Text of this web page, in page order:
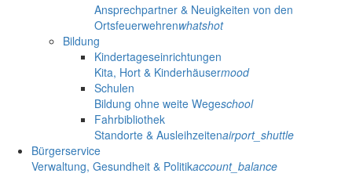
Ansprechpartner & Neuigkeiten von den
Ortsfeuerwehrenwhatshot
Bildung
Kindertageseinrichtungen
Kita, Hort & Kinderhäusermood
Schulen
Bildung ohne weite Wegeschool
Fahrbibliothek
Standorte & Ausleihzeitenairport_shuttle
Bürgerservice
Verwaltung, Gesundheit & Politikaccount_balance